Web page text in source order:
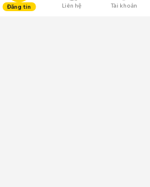
Đăng tin Liên hệ Tài khoản